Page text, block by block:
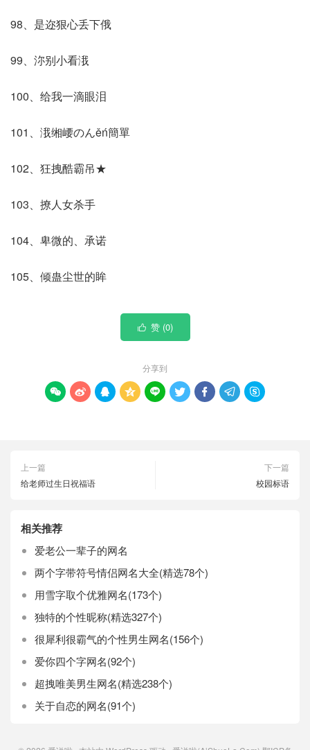
98、是迩狠心丢下俄
99、沵别小看涐
100、给我一滴眼泪
101、涐缃崾のんěń簡單
102、狂拽酷霸吊★
103、撩人女杀手
104、卑微的、承诺
105、倾蛊尘世的眸
 赞 (0)
分享到
        
上一篇
给老师过生日祝福语
下一篇
校园标语
相关推荐
爱老公一辈子的网名
两个字带符号情侣网名大全(精选78个)
用雪字取个优雅网名(173个)
独特的个性昵称(精选327个)
很犀利很霸气的个性男生网名(156个)
爱你四个字网名(92个)
超拽唯美男生网名(精选238个)
关于自恋的网名(91个)